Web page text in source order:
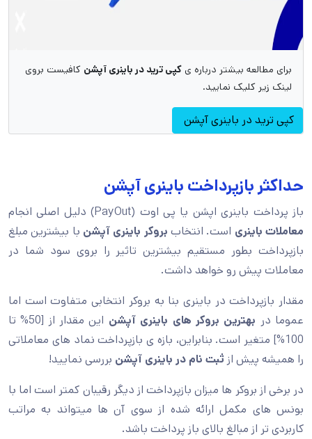
برای مطالعه بیشتر درباره ی کپی ترید در باینری آپشن کافیست بروی
لینک زیر کلیک نمایید.
کپی ترید در باینری آپشن
حداکثر بازپرداخت باینری آپشن
باز پرداخت باینری اپشن یا پی اوت (PayOut) دلیل اصلی انجام
معاملات باینری است. انتخاب بروکر باینری آپشن با بیشترین مبلغ
بازپرداخت بطور مستقیم بیشترین تاثیر را بروی سود شما در
معاملات پیش رو خواهد داشت.
مقدار بازپرداخت در باینری بنا به بروکر انتخابی متفاوت است اما
عموما در بهترین بروکر های باینری آپشن
این مقدار از [50% تا
100%] متغیر است. بنابراین، بازه ی بازپرداخت نماد های معاملاتی
را همیشه پیش از ثبت نام در باینری آپشن بررسی نمایید!
در برخی از بروکر ها میزان بازپرداخت از دیگر رقیبان کمتر است اما با
بونس های مکمل ارائه شده از سوی آن ها میتواند به مراتب
کاربردی تر از مبالغ بالای باز پرداخت باشد.